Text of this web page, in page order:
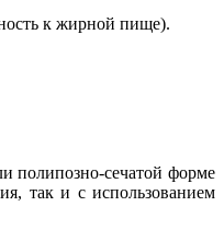
к жирной пище).
полипозно-сечатой форме
так и с использованием